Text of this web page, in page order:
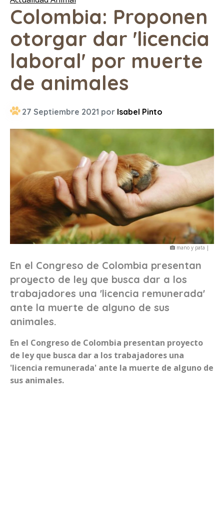
Colombia: Proponen
otorgar dar 'licencia
laboral' por muerte
de animales
27 Septiembre 2021 por Isabel Pinto
mano y pata |
En el Congreso de Colombia presentan
proyecto de ley que busca dar a los
trabajadores una 'licencia remunerada'
ante la muerte de alguno de sus
animales.
En el Congreso de Colombia presentan proyecto
de ley que busca dar a los trabajadores una
'licencia remunerada' ante la muerte de alguno de
sus animales.